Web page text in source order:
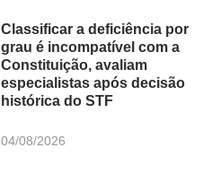
Classificar a deficiência por
grau é incompatível com a
Constituição, avaliam
especialistas após decisão
histórica do STF
04/08/2026